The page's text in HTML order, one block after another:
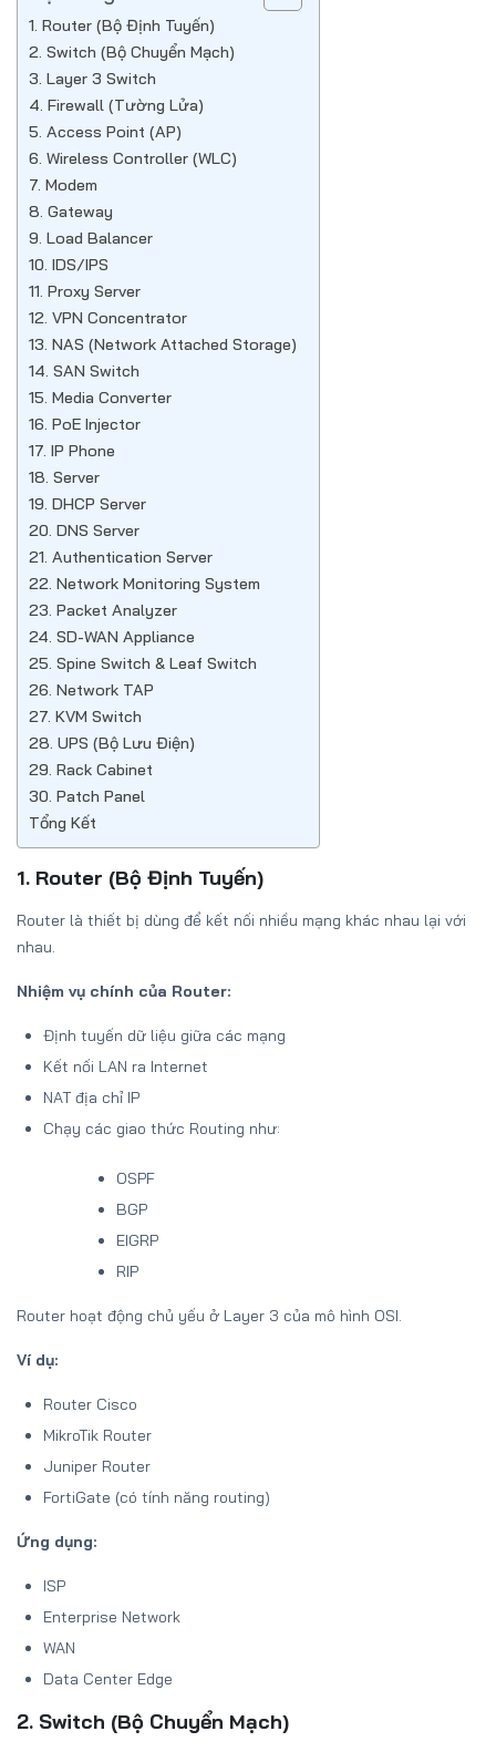
1. Router (Bộ Định Tuyến)
2. Switch (Bộ Chuyển Mạch)
3. Layer 3 Switch
4. Firewall (Tường Lửa)
5. Access Point (AP)
6. Wireless Controller (WLC)
7. Modem
8. Gateway
9. Load Balancer
10. IDS/IPS
11. Proxy Server
12. VPN Concentrator
13. NAS (Network Attached Storage)
14. SAN Switch
15. Media Converter
16. PoE Injector
17. IP Phone
18. Server
19. DHCP Server
20. DNS Server
21. Authentication Server
22. Network Monitoring System
23. Packet Analyzer
24. SD-WAN Appliance
25. Spine Switch & Leaf Switch
26. Network TAP
27. KVM Switch
28. UPS (Bộ Lưu Điện)
29. Rack Cabinet
30. Patch Panel
Tổng Kết
1. Router (Bộ Định Tuyến)
Router là thiết bị dùng để kết nối nhiều mạng khác nhau lại với
nhau.
Nhiệm vụ chính của Router:
Định tuyến dữ liệu giữa các mạng
Kết nối LAN ra Internet
NAT địa chỉ IP
Chạy các giao thức Routing như:
OSPF
BGP
EIGRP
RIP
Router hoạt động chủ yếu ở Layer 3 của mô hình OSI.
Ví dụ:
Router Cisco
MikroTik Router
Juniper Router
FortiGate (có tính năng routing)
Ứng dụng:
ISP
Enterprise Network
WAN
Data Center Edge
2. Switch (Bộ Chuyển Mạch)